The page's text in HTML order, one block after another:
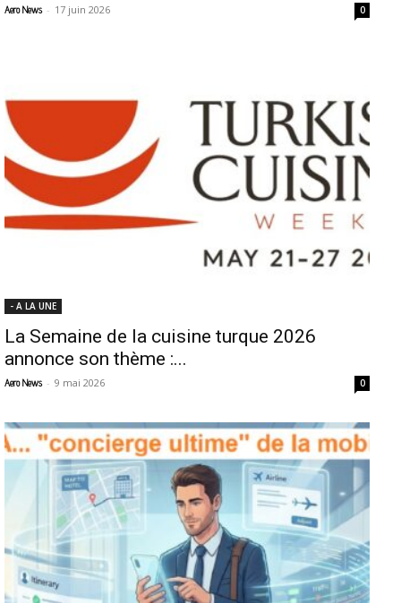
Aero News - 17 juin 2026 0
- A LA UNE
La Semaine de la cuisine turque 2026
annonce son thème :...
Aero News - 9 mai 2026 0